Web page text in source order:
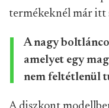
termékeknél már itt
A nagy
amelyet egy
nem feltétlenül